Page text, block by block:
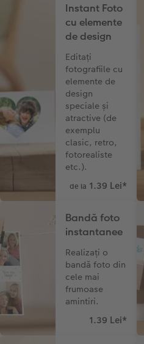
Instant Foto
cu elemente
de design
Editați
fotografiile cu
elemente de
design
speciale și
atractive (de
exemplu
clasic, retro,
fotorealiste
etc.).
de la 1.39 Lei*
Bandă foto
instantanee
Realizați o
bandă foto din
cele mai
frumoase
amintiri.
1.39 Lei*